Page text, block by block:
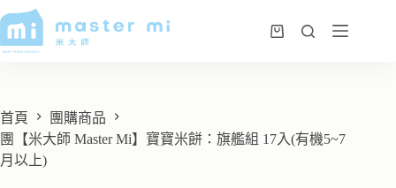
首頁
團購商品
團【米大師 Master Mi】寶寶米餅：旗艦組 17入(有機5~7
月以上)